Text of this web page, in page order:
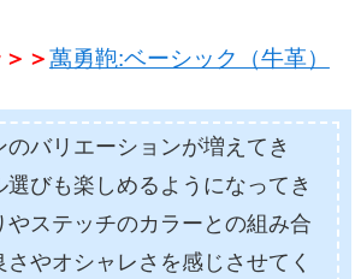
＞萬勇鞄:ベーシック（牛革）
バリエーションが増えてき
選びも楽しめるようになってき
やステッチのカラーとの組み合
やオシャレさを感じさせてく